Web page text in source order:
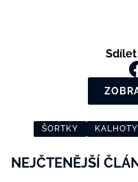
ŠORTKY KALHOTY
NEJČTENĚJŠÍ